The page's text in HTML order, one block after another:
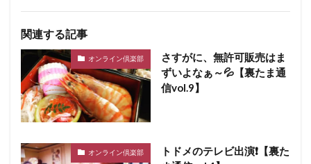
関連する記事
オンライン倶楽部
さすがに、無許可販売はま
ずいよなぁ～💦【裏たま通
信vol.9】
オンライン倶楽部
トドメのテレビ出演❗️【裏た